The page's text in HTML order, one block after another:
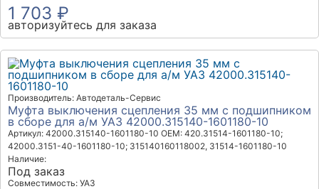
1 703 ₽
авторизуйтесь для заказа
Производитель: Автодеталь-Сервис
Муфта выключения сцепления 35 мм с подшипником
в сборе для а/м УАЗ 42000.315140-1601180-10
Артикул: 42000.315140-1601180-10 OEM: 420.31514-1601180-10;
42000.3151-40-1601180-10; 315140160118002, 31514-1601180-10
Наличие:
Под заказ
Совместимость: УАЗ